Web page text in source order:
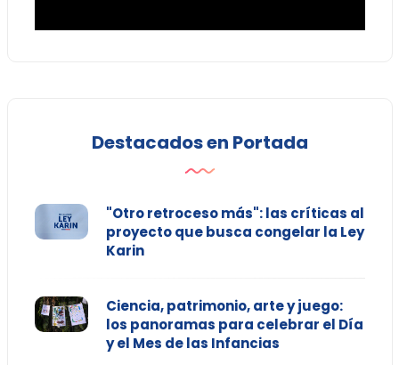
Destacados en Portada
"Otro retroceso más": las críticas al
proyecto que busca congelar la Ley
Karin
Ciencia, patrimonio, arte y juego:
los panoramas para celebrar el Día
y el Mes de las Infancias